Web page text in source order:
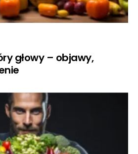
głowy – objawy,